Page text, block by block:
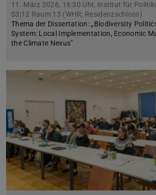
11. März 2026, 16:30 Uhr, Institut für
S3|12 Raum 13 (WHR; Residenzschloss)
Thema der Dissertation: „Biodiversity
System: Local Implementation, Economic
the Climate Nexus"